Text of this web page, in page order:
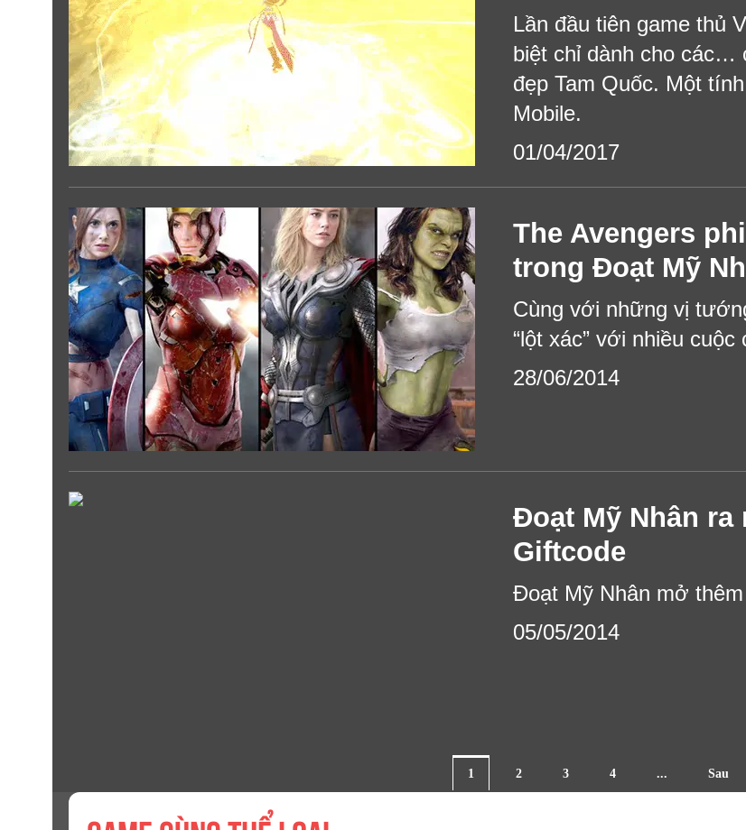
Lần đầu tiên game thủ
biệt chỉ dành cho các…
đẹp Tam Quốc. Một
Mobile.
01/04/2017
The Avengers
trong Đoạt Mỹ
Cùng với những vị
“lột xác” với nhiều
28/06/2014
Đoạt Mỹ Nhân ra
Giftcode
Đoạt Mỹ Nhân mở
05/05/2014
1 2 3 4 ... Sau